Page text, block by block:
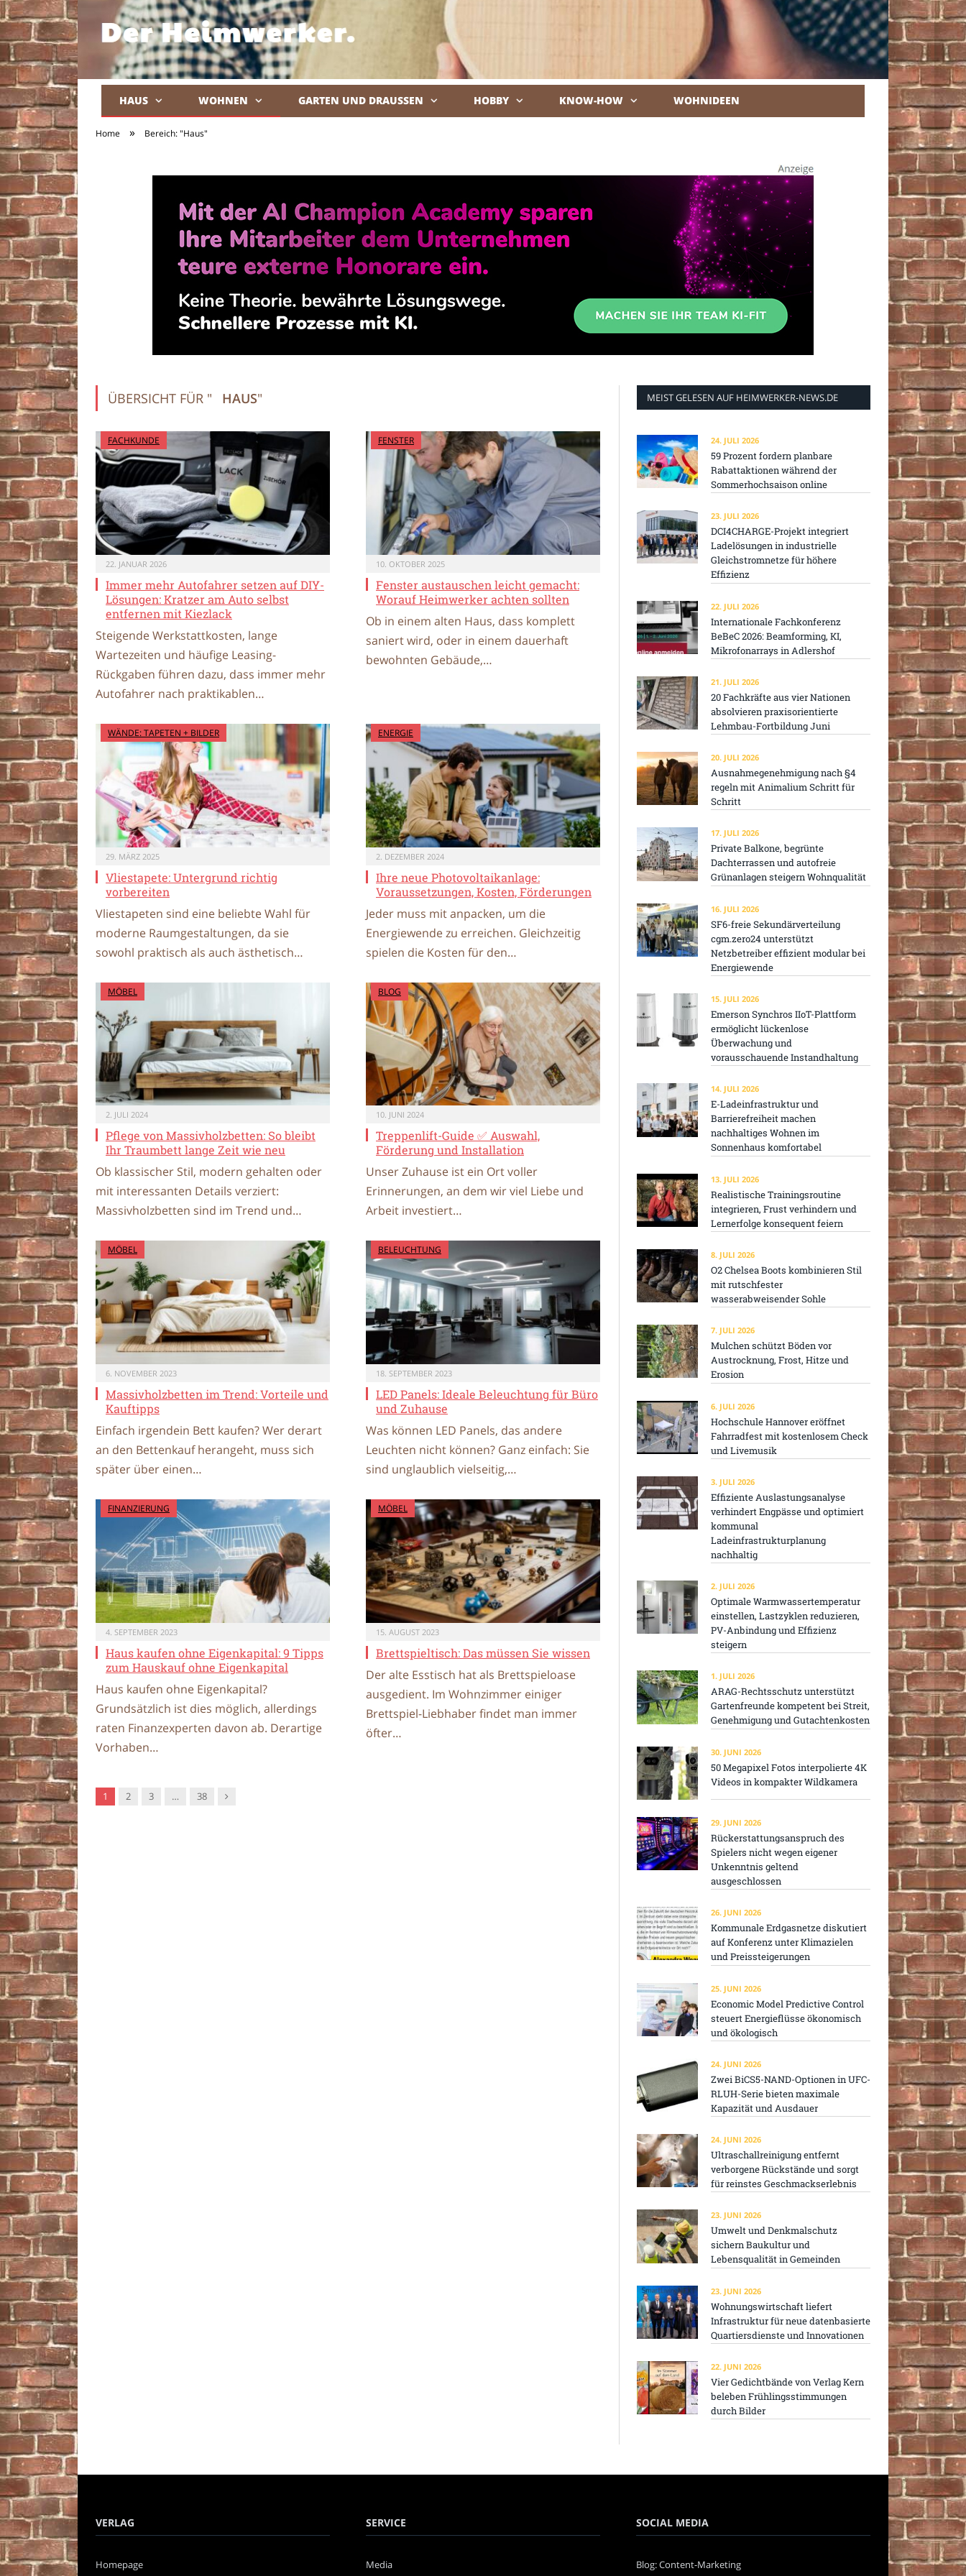
HAUS WOHNEN GARTEN UND DRAUSSEN HOBBY KNOW-HOW WOHNIDEEN
Home » Bereich: "Haus"
ÜBERSICHT FÜR " HAUS"
FACHKUNDE
22. JANUAR 2026
Immer mehr Autofahrer setzen auf DIY-
Lösungen: Kratzer am Auto selbst
entfernen mit Kiezlack
Steigende Werkstattkosten, lange
Wartezeiten und häufige Leasing-
Rückgaben führen dazu, dass immer mehr
Autofahrer nach praktikablen…
FENSTER
10. OKTOBER 2025
Fenster austauschen leicht gemacht:
Worauf Heimwerker achten sollten
Ob in einem alten Haus, dass komplett
saniert wird, oder in einem dauerhaft
bewohnten Gebäude,…
WÄNDE: TAPETEN + BILDER
29. MÄRZ 2025
Vliestapete: Untergrund richtig
vorbereiten
Vliestapeten sind eine beliebte Wahl für
moderne Raumgestaltungen, da sie
sowohl praktisch als auch ästhetisch…
ENERGIE
2. DEZEMBER 2024
Ihre neue Photovoltaikanlage:
Voraussetzungen, Kosten, Förderungen
Jeder muss mit anpacken, um die
Energiewende zu erreichen. Gleichzeitig
spielen die Kosten für den…
MÖBEL
2. JULI 2024
Pflege von Massivholzbetten: So bleibt
Ihr Traumbett lange Zeit wie neu
Ob klassischer Stil, modern gehalten oder
mit interessanten Details verziert:
Massivholzbetten sind im Trend und…
BLOG
10. JUNI 2024
Treppenlift-Guide ✅ Auswahl,
Förderung und Installation
Unser Zuhause ist ein Ort voller
Erinnerungen, an dem wir viel Liebe und
Arbeit investiert…
MÖBEL
6. NOVEMBER 2023
Massivholzbetten im Trend: Vorteile und
Kauftipps
Einfach irgendein Bett kaufen? Wer derart
an den Bettenkauf herangeht, muss sich
später über einen…
BELEUCHTUNG
18. SEPTEMBER 2023
LED Panels: Ideale Beleuchtung für Büro
und Zuhause
Was können LED Panels, das andere
Leuchten nicht können? Ganz einfach: Sie
sind unglaublich vielseitig,…
FINANZIERUNG
4. SEPTEMBER 2023
Haus kaufen ohne Eigenkapital: 9 Tipps
zum Hauskauf ohne Eigenkapital
Haus kaufen ohne Eigenkapital?
Grundsätzlich ist dies möglich, allerdings
raten Finanzexperten davon ab. Derartige
Vorhaben…
MÖBEL
15. AUGUST 2023
Brettspieltisch: Das müssen Sie wissen
Der alte Esstisch hat als Brettspieloase
ausgedient. Im Wohnzimmer einiger
Brettspiel-Liebhaber findet man immer
öfter…
1 2 3 … 38 Nachfolger
MEIST GELESEN AUF HEIMWERKER-NEWS.DE
24. JULI 2026
59 Prozent fordern planbare
Rabattaktionen während der
Sommerhochsaison online
23. JULI 2026
DCI4CHARGE-Projekt integriert
Ladelösungen in industrielle
Gleichstromnetze für höhere
Effizienz
22. JULI 2026
Internationale Fachkonferenz
BeBeC 2026: Beamforming, KI,
Mikrofonarrays in Adlershof
21. JULI 2026
20 Fachkräfte aus vier Nationen
absolvieren praxisorientierte
Lehmbau-Fortbildung Juni
20. JULI 2026
Ausnahmegenehmigung nach §4
regeln mit Animalium Schritt für
Schritt
17. JULI 2026
Private Balkone, begrünte
Dachterrassen und autofreie
Grünanlagen steigern Wohnqualität
16. JULI 2026
SF6-freie Sekundärverteilung
cgm.zero24 unterstützt
Netzbetreiber effizient modular bei
Energiewende
15. JULI 2026
Emerson Synchros IIoT-Plattform
ermöglicht lückenlose
Überwachung und
vorausschauende Instandhaltung
14. JULI 2026
E-Ladeinfrastruktur und
Barrierefreiheit machen
nachhaltiges Wohnen im
Sonnenhaus komfortabel
13. JULI 2026
Realistische Trainingsroutine
integrieren, Frust verhindern und
Lernerfolge konsequent feiern
8. JULI 2026
O2 Chelsea Boots kombinieren Stil
mit rutschfester
wasserabweisender Sohle
7. JULI 2026
Mulchen schützt Böden vor
Austrocknung, Frost, Hitze und
Erosion
6. JULI 2026
Hochschule Hannover eröffnet
Fahrradfest mit kostenlosem Check
und Livemusik
3. JULI 2026
Effiziente Auslastungsanalyse
verhindert Engpässe und optimiert
kommunal
Ladeinfrastrukturplanung
nachhaltig
2. JULI 2026
Optimale Warmwassertemperatur
einstellen, Lastzyklen reduzieren,
PV-Anbindung und Effizienz
steigern
1. JULI 2026
ARAG-Rechtsschutz unterstützt
Gartenfreunde kompetent bei Streit,
Genehmigung und Gutachtenkosten
30. JUNI 2026
50 Megapixel Fotos interpolierte 4K
Videos in kompakter Wildkamera
29. JUNI 2026
Rückerstattungsanspruch des
Spielers nicht wegen eigener
Unkenntnis geltend
ausgeschlossen
26. JUNI 2026
Kommunale Erdgasnetze diskutiert
auf Konferenz unter Klimazielen
und Preissteigerungen
25. JUNI 2026
Economic Model Predictive Control
steuert Energieflüsse ökonomisch
und ökologisch
24. JUNI 2026
Zwei BiCS5-NAND-Optionen in UFC-
RLUH-Serie bieten maximale
Kapazität und Ausdauer
24. JUNI 2026
Ultraschallreinigung entfernt
verborgene Rückstände und sorgt
für reinstes Geschmackserlebnis
23. JUNI 2026
Umwelt und Denkmalschutz
sichern Baukultur und
Lebensqualität in Gemeinden
23. JUNI 2026
Wohnungswirtschaft liefert
Infrastruktur für neue datenbasierte
Quartiersdienste und Innovationen
22. JUNI 2026
Vier Gedichtbände von Verlag Kern
beleben Frühlingsstimmungen
durch Bilder
VERLAG
Homepage
SERVICE
Media
SOCIAL MEDIA
Blog: Content-Marketing